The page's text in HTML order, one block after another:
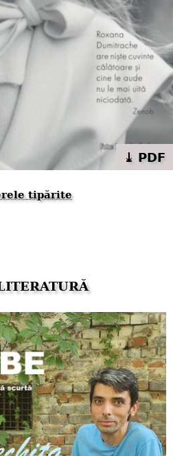
⤓ PDF
tipărite